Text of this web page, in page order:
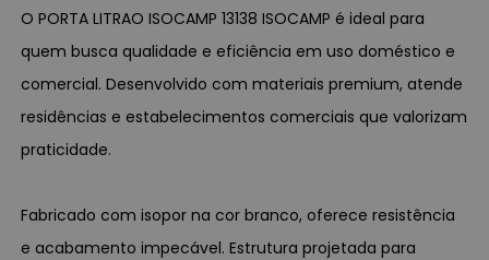
O PORTA LITRAO ISOCAMP 13138 ISOCAMP é ideal para
quem busca qualidade e eficiência em uso doméstico e
comercial. Desenvolvido com materiais premium, atende
residências e estabelecimentos comerciais que valorizam
praticidade.
Fabricado com isopor na cor branco, oferece resistência
e acabamento impecável. Estrutura projetada para